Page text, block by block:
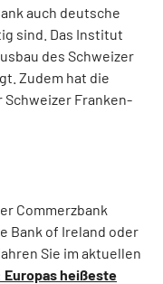
auch deutsche
sind. Das Institut
des Schweizer
Zudem hat die
Schweizer Franken-
Commerzbank
Bank of Ireland oder
Sie im aktuellen
Europas heißeste